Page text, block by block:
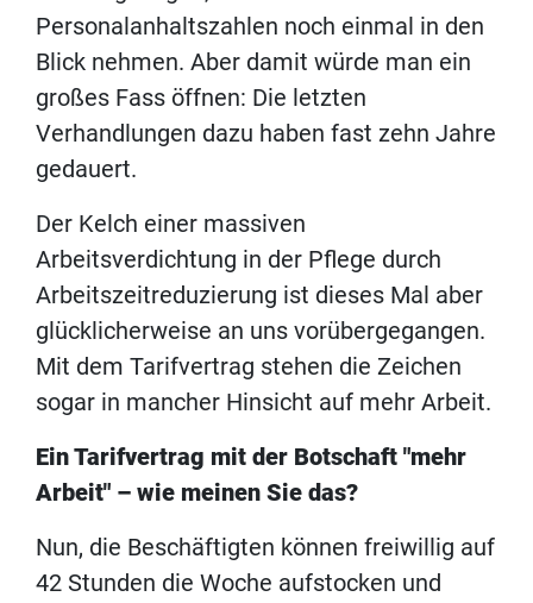
Personalanhaltszahlen noch einmal in den
Blick nehmen. Aber damit würde man ein
großes Fass öffnen: Die letzten
Verhandlungen dazu haben fast zehn Jahre
gedauert.
Der Kelch einer massiven
Arbeitsverdichtung in der Pflege durch
Arbeitszeitreduzierung ist dieses Mal aber
glücklicherweise an uns vorübergegangen.
Mit dem Tarifvertrag stehen die Zeichen
sogar in mancher Hinsicht auf mehr Arbeit.
Ein Tarifvertrag mit der Botschaft "mehr
Arbeit" – wie meinen Sie das?
Nun, die Beschäftigten können freiwillig auf
42 Stunden die Woche aufstocken und